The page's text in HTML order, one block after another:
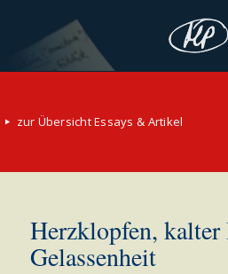
zur Übersicht Essays & Artikel
Herzklopfen,
Gelassenheit